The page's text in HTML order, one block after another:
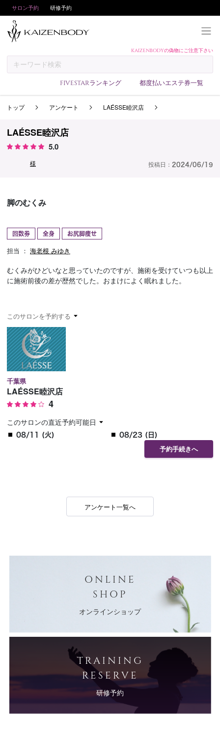
サロン予約 研修予約
KAIZENBODYの偽物にご注意下さい
FIVESTARランキング 都度払いエステ券一覧
予約方法
サロンランキング
予約確認
トップ アンケート LAÉSSE睦沢店
LAÉSSE睦沢店
5.0
様 投稿日： 2024/06/19
脚のむくみ
回数券 全身 お尻脚痩せ
担当 ： 海老根 みゆき
むくみがひどいなと思っていたのですが、施術を受けていつも以上
に施術前後の差が歴然でした。おまけによく眠れました。
このサロンを予約する
千葉県
LAÉSSE睦沢店
4
このサロンの直近予約可能日
08/11 (火) 08/23 (日)
予約手続きへ
アンケート一覧へ
ONLINE
SHOP
オンラインショップ
TRAINING
RESERVE
研修予約